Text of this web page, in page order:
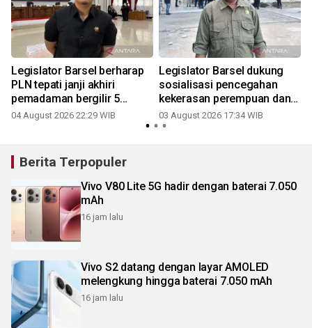
Legislator Barsel berharap
PLN tepati janji akhiri
pemadaman bergilir 5
Agustus
04 August 2026 22:29 WIB
Legislator Barsel dukung
sosialisasi pencegahan
kekerasan perempuan dan
anak digencarkan
03 August 2026 17:34 WIB
Berita Terpopuler
Vivo V80 Lite 5G hadir dengan baterai 7.050
mAh
16 jam lalu
Vivo S2 datang dengan layar AMOLED
melengkung hingga baterai 7.050 mAh
16 jam lalu